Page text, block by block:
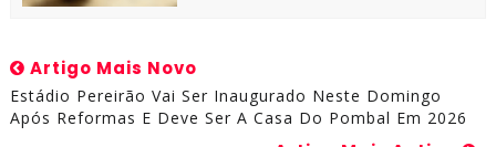
Artigo Mais Novo
Estádio Pereirão Vai Ser Inaugurado Neste Domingo
Após Reformas E Deve Ser A Casa Do Pombal Em 2026